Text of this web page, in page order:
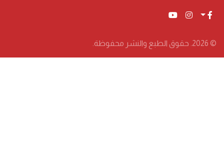
© 2026. حقوق الطبع والنشر محفوظة.